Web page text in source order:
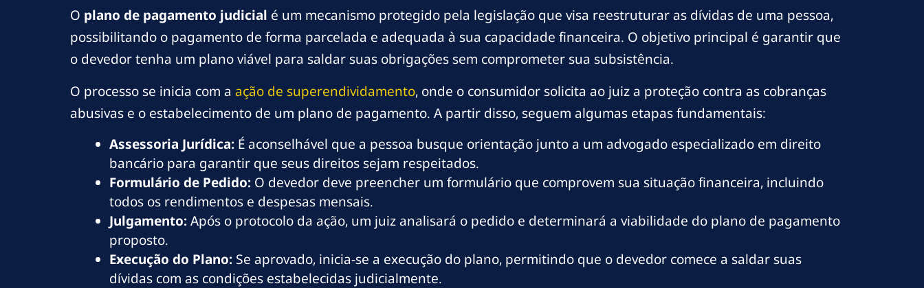
O plano de pagamento judicial é um mecanismo protegido pela legislação que visa reestruturar as dívidas de uma pessoa,
possibilitando o pagamento de forma parcelada e adequada à sua capacidade financeira. O objetivo principal é garantir que
o devedor tenha um plano viável para saldar suas obrigações sem comprometer sua subsistência.
O processo se inicia com a ação de superendividamento, onde o consumidor solicita ao juiz a proteção contra as cobranças
abusivas e o estabelecimento de um plano de pagamento. A partir disso, seguem algumas etapas fundamentais:
Assessoria Jurídica: É aconselhável que a pessoa busque orientação junto a um advogado especializado em direito
bancário para garantir que seus direitos sejam respeitados.
Formulário de Pedido: O devedor deve preencher um formulário que comprovem sua situação financeira, incluindo
todos os rendimentos e despesas mensais.
Julgamento:Após o protocolo da ação, um juiz analisará o pedido e determinará a viabilidade do plano de pagamento
proposto.
Execução do Plano: Se aprovado, inicia-se a execução do plano, permitindo que o devedor comece a saldar suas
dívidas com as condições estabelecidas judicialmente.